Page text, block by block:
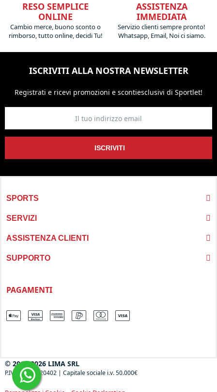
RESO SEMPLICE
ONLINE
Cambio merce, buono sconto o
rimborso, tutto online, decidi Tu!
ASSISTENZA
IMMEDIATA
Servizio clienti sempre pronto!
Whatsapp, Email, Noi ci siamo.
ISCRIVITI ALLA NOSTRA NEWSLETTER
Registrati e ricevi promozioni e scontiesclusivi di Sportlet!
ISCRIVITI
SPORTS
SERVIZI
ASSISTENZA CLIENTI
SUPPORTO
PAGAMENTI
© 2013-2026 LIMA SRL
P.IVA 04697120402 | Capitale sociale i.v. 50.000€